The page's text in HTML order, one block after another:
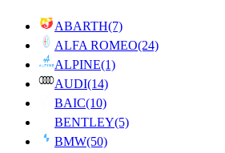
ABARTH(7)
ALFA ROMEO(24)
ALPINE(1)
AUDI(14)
BAIC(10)
BENTLEY(5)
BMW(50)